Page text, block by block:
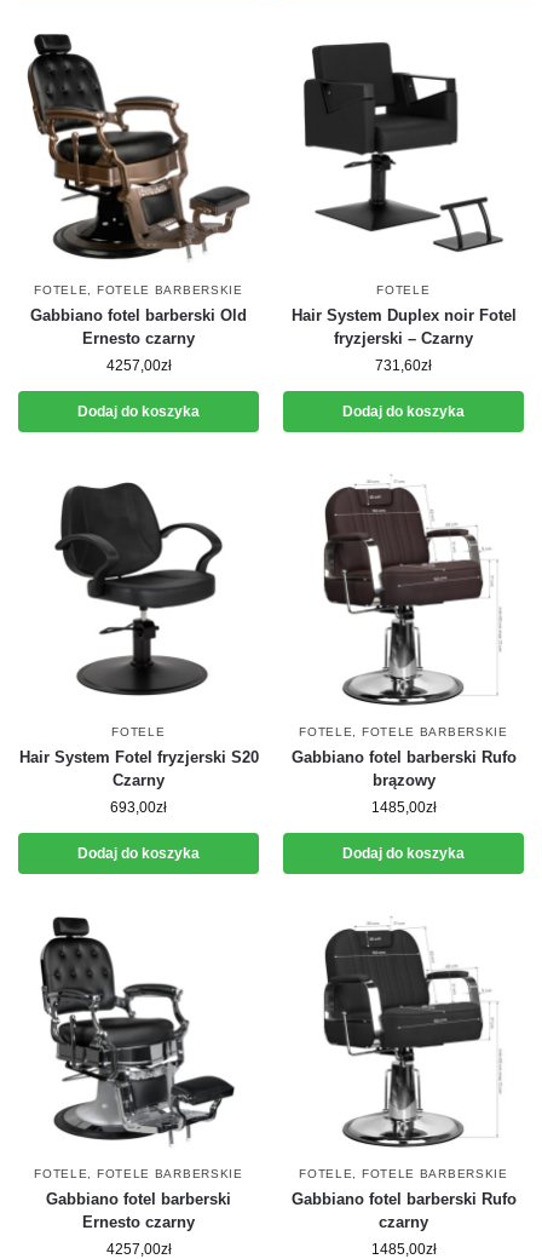
FOTELE FOTELE BARBERSKIE
Gabbiano fotel barberski Old
Ernesto czarny
4257,00zł
Dodaj do koszyka
FOTELE
Hair System Duplex noir Fotel
fryzjerski – Czarny
731,60zł
Dodaj do koszyka
FOTELE
Hair System Fotel fryzjerski S20
Czarny
693,00zł
Dodaj do koszyka
FOTELE FOTELE BARBERSKIE
Gabbiano fotel barberski Rufo
brązowy
1485,00zł
Dodaj do koszyka
FOTELE FOTELE BARBERSKIE
Gabbiano fotel barberski
Ernesto czarny
4257,00zł
FOTELE FOTELE BARBERSKIE
Gabbiano fotel barberski Rufo
czarny
1485,00zł